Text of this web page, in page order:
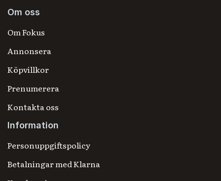
Om oss
Om Fokus
Annonsera
Köpvillkor
Prenumerera
Kontakta oss
Information
Personuppgiftspolicy
Betalningar med Klarna